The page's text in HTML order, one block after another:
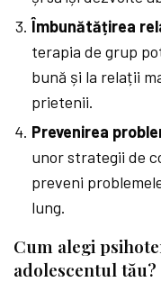
Îmbunătățirea
terapia de grup
bună și la relații
prietenii.
Prevenirea
unor strategii de
preveni
lung.
Cum alegi
adolescentul tău?